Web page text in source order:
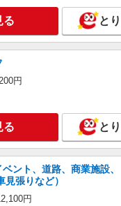
る と
円
る と
ント、道路、商業施設、
張りなど）
円